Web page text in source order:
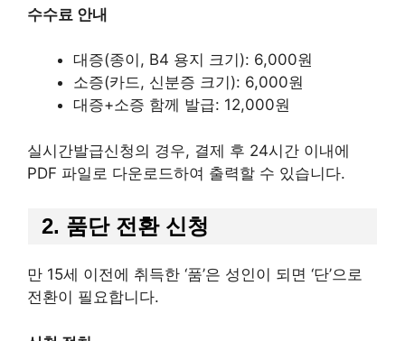
수수료 안내
대증(종이, B4 용지 크기): 6,000원
소증(카드, 신분증 크기): 6,000원
대증+소증 함께 발급: 12,000원
실시간발급신청의 경우, 결제 후 24시간 이내에
PDF 파일로 다운로드하여 출력할 수 있습니다.
2. 품단 전환 신청
만 15세 이전에 취득한 ‘품’은 성인이 되면 ‘단’으로
전환이 필요합니다.